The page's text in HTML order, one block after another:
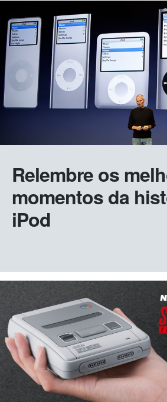
Relembre os
momentos da
iPod